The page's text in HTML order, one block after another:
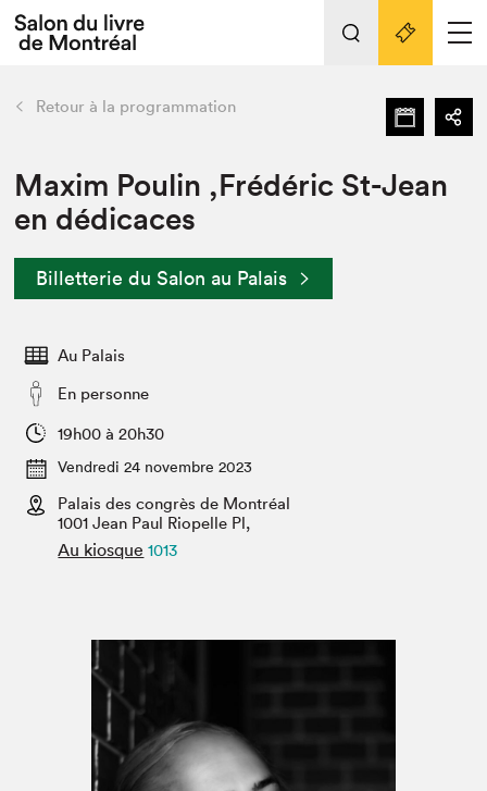
Espace exposant⋅e⋅s
Espace enseignant·e·s
Espace médias
L'événement
Préparer sa visite au Salon
Actualités
retour Nos activités
Préparer sa visite
Salon au Palais
Salon dans la ville et en ligne
Projets partenaires
Liens pratiques
Retour à la programmation
Maxim Poulin ,Frédéric St-Jean
en dédicaces
Billetterie du Salon au Palais
Au Palais
En personne
19h00 à 20h30
Vendredi 24 novembre 2023
Palais des congrès de Montréal
1001 Jean Paul Riopelle Pl,
Au kiosque 1013